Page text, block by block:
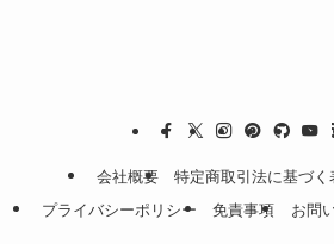
会社概要 特定商取引法に基づく
プライバシーポリシー
免責事項 お問